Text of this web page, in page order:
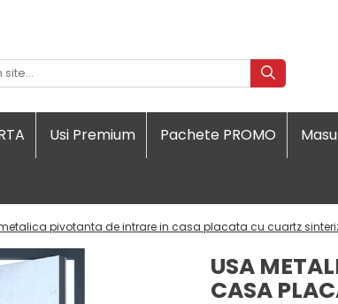
Usi Premium Pachete PROMO
pivotanta de intrare in casa placata cu cuartz
USA
CASA